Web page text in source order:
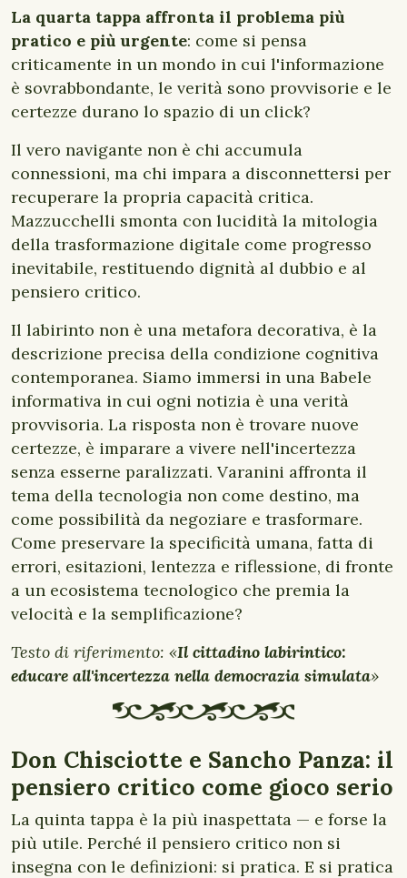
La quarta tappa affronta il problema più
pratico e più urgente: come si pensa
criticamente in un mondo in cui l'informazione
è sovrabbondante, le verità sono provvisorie e le
certezze durano lo spazio di un click?
Il vero navigante non è chi accumula
connessioni, ma chi impara a disconnettersi per
recuperare la propria capacità critica.
Mazzucchelli smonta con lucidità la mitologia
della trasformazione digitale come progresso
inevitabile, restituendo dignità al dubbio e al
pensiero critico.
Il labirinto non è una metafora decorativa, è la
descrizione precisa della condizione cognitiva
contemporanea. Siamo immersi in una Babele
informativa in cui ogni notizia è una verità
provvisoria. La risposta non è trovare nuove
certezze, è imparare a vivere nell'incertezza
senza esserne paralizzati. Varanini affronta il
tema della tecnologia non come destino, ma
come possibilità da negoziare e trasformare.
Come preservare la specificità umana, fatta di
errori, esitazioni, lentezza e riflessione, di fronte
a un ecosistema tecnologico che premia la
velocità e la semplificazione?
Testo di riferimento: «Il cittadino labirintico:
educare all'incertezza nella democrazia simulata»
Don Chisciotte e Sancho Panza: il
pensiero critico come gioco serio
La quinta tappa è la più inaspettata — e forse la
più utile. Perché il pensiero critico non si
insegna con le definizioni: si pratica. E si pratica